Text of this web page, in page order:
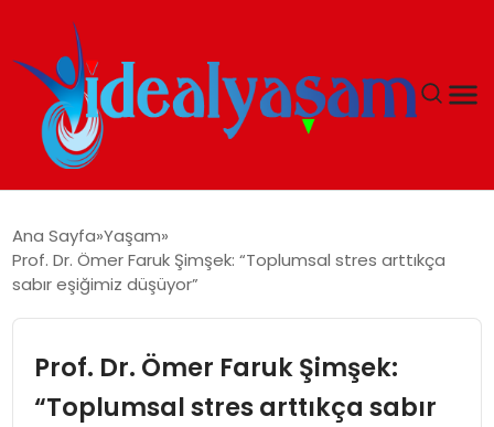
GÜNDEM
Ana Sayfa Yaşam
Prof. Dr. Ömer Faruk Şimşek: “Toplumsal stres arttıkça
sabır eşiğimiz düşüyor”
Prof. Dr. Ömer Faruk Şimşek:
“Toplumsal stres arttıkça sabır